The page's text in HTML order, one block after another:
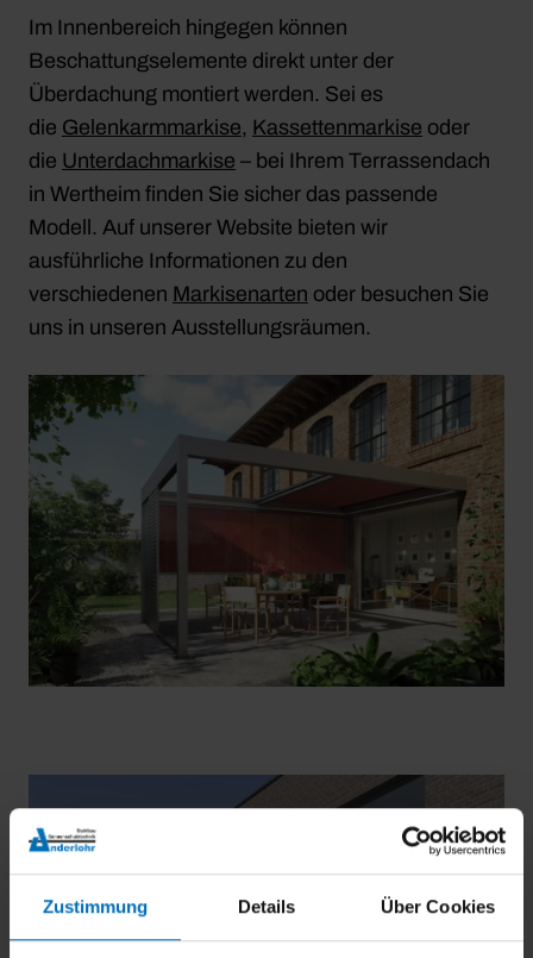
Zustimmung Details Über Cookies
Im Innenbereich hingegen können
Beschattungselemente direkt unter der
Überdachung montiert werden. Sei es
die Gelenkarmmarkise, Kassettenmarkise oder
die Unterdachmarkise – bei Ihrem Terrassendach
in Wertheim finden Sie sicher das passende
Modell. Auf unserer Website bieten wir
ausführliche Informationen zu den
verschiedenen Markisenarten oder besuchen Sie
uns in unseren Ausstellungsräumen.